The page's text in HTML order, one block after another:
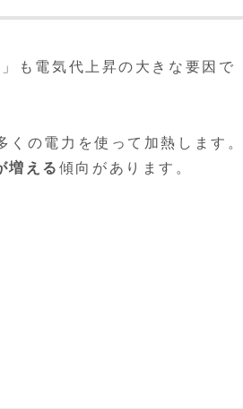
も電気代上昇の大きな要因で
くの電力を使って加熱します
増える 傾向があります。